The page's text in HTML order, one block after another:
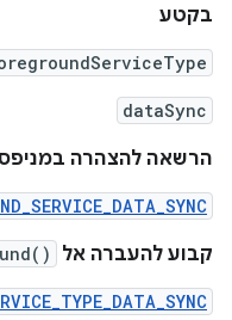
בקטע
dataSync
הרשאה להצהרה
קבוע להעברה אל